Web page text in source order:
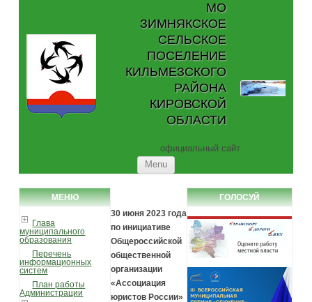
МО
ЗИМНЯКСКОЕ
СЕЛЬСКОЕ
ПОСЕЛЕНИЕ
КИЛЬМЕЗСКОГО
РАЙОНА
КИРОВСКОЙ
ОБЛАСТИ
официальный сайт
Menu
МЕНЮ
Глава
муниципального
образования
Перечень
информационных
систем
План работы
Администрации
30 июня 2023 года
по инициативе
Общероссийской
общественной
организации
«Ассоциация
юристов России»
ГОЛОСУЙ